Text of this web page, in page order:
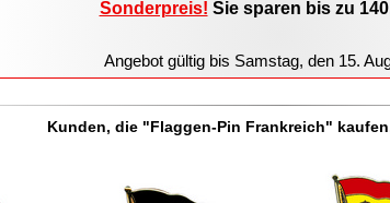
Sonderpreis! Sie sparen bis zu
Angebot gültig bis Samstag, den 15.
Kunden, die "Flaggen-Pin Frankreich"